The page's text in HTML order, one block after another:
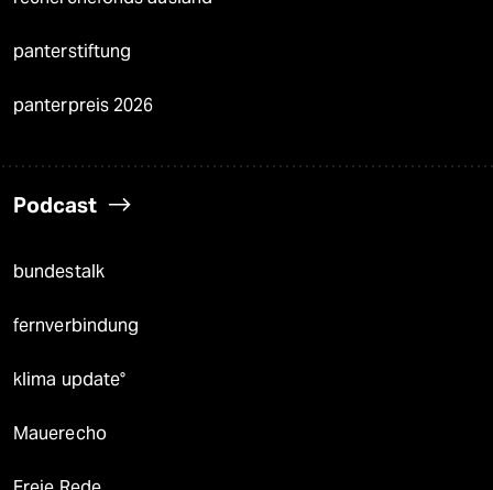
panterstiftung
panterpreis 2026
Podcast
bundestalk
fernverbindung
klima update°
Mauerecho